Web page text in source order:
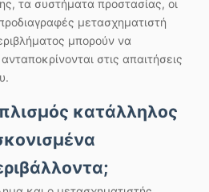
τα συστήματα προστασίας, οι
μετασχηματιστή
μπορούν να
στις απαιτήσεις
κατάλληλος